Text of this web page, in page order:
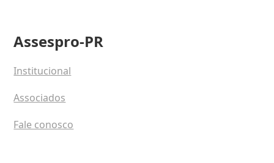
Assespro-PR
Institucional
Associados
Fale conosco